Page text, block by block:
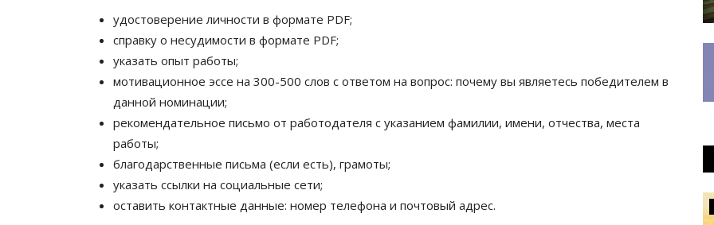
удостоверение личности в формате PDF;
справку о несудимости в формате PDF;
указать опыт работы;
мотивационное эссе на 300-500 слов с ответом на вопрос: почему вы являетесь победителем в
данной номинации;
рекомендательное письмо от работодателя с указанием фамилии, имени, отчества, места
работы;
благодарственные письма (если есть), грамоты;
указать ссылки на социальные сети;
оставить контактные данные: номер телефона и почтовый адрес.
Мир музеев Предания степи